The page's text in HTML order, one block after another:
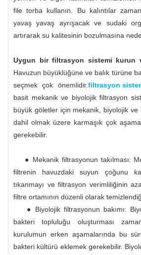
file torba kullanın. Bu kalıntılar
yavaş yavaş ayrışacak ve sudaki
artırarak su kalitesinin bozulmasına
Uygun bir filtrasyon sistemi kurun
Havuzun büyüklüğüne ve balık türüne
seçmek çok önemlidir.filtrasyon
basit mekanik ve biyolojik filtrasyon
büyük göletler için mekanik, biyolojik ve
dahil olmak üzere karmaşık çok
gerekebilir.
● Mekanik filtrasyonun takılması:
filtrenin havuzdaki suyun çoğunu
tıkanmayı ve filtrasyon verimliliğinin
filtre ortamının düzenli olarak
● Biyolojik filtrasyonun bakımı:
bakteri topluluğu oluşturması
kurulumun erken aşamalarında bu
bakteri kültürü eklemek gerekebilir.